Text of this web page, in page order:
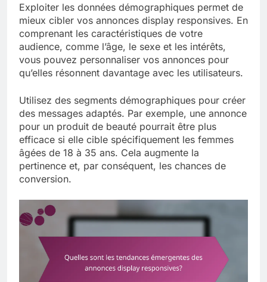
Exploiter les données démographiques permet de
mieux cibler vos annonces display responsives. En
comprenant les caractéristiques de votre
audience, comme l’âge, le sexe et les intérêts,
vous pouvez personnaliser vos annonces pour
qu’elles résonnent davantage avec les utilisateurs.
Utilisez des segments démographiques pour créer
des messages adaptés. Par exemple, une annonce
pour un produit de beauté pourrait être plus
efficace si elle cible spécifiquement les femmes
âgées de 18 à 35 ans. Cela augmente la
pertinence et, par conséquent, les chances de
conversion.